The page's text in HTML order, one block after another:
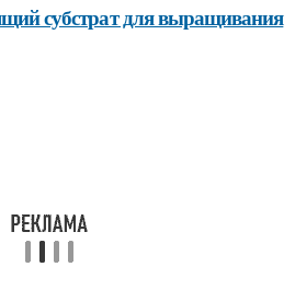
субстрат для выращивания